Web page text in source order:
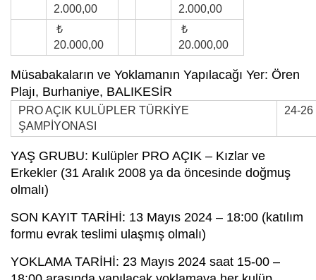
2.000,00
2.000,00
₺
20.000,00
₺
20.000,00
Müsabakaların ve Yoklamanın Yapılacağı Yer: Ören
Plajı, Burhaniye, BALIKESİR
PRO AÇIK KULÜPLER TÜRKİYE
ŞAMPİYONASI
24-26
YAŞ GRUBU: Kulüpler PRO AÇIK – Kızlar ve
Erkekler (31 Aralık 2008 ya da öncesinde doğmuş
olmalı)
SON KAYIT TARİHİ: 13 Mayıs 2024 – 18:00 (katılım
formu evrak teslimi ulaşmış olmalı)
YOKLAMA TARİHİ: 23 Mayıs 2024 saat 15-00 –